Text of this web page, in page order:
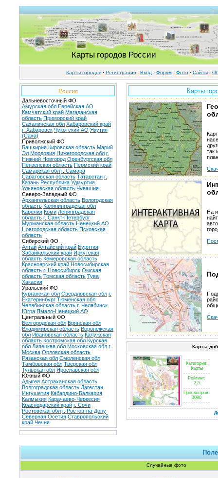
Карты городов России
Карты городов· Регистрация· Вход · Форум· Фото· Cайты·
Россия
Дальневосточный ФО
Амурская обл Еврейская АО
Камчатский край Магаданская
область Приморский край
Сахалинская обл Хабаровский край
г. Хабаровск Чукотский АО Якутия
(Саха)
Приволжский ФО
Башкирия Кировская область Марий
Эл Мордовия Нижегородская обл г.
Нижний Новгород Оренбургская обл
Пензенская область Пермский край
Самарская обл г. Самара
Саратовская область Татарстан г.
Казань Республика Удмуртия
Ульяновская область Чувашия
Северо-Западный ФО
Архангельская область Вологодская
область Калининградская обл
Карелия Коми Ленинградская
область г. Санкт-Петербург
Мурманская область Ненецкий АО
Новгородская область Псковская
область
Сибирский ФО
Алтай Алтайский край Бурятия
Забайкальский край Иркутская
область Кемеровская область
Красноярский край Новосибирская
область г. Новосибирск Омская
область Томская область Тува
Хакасия
Уральский ФО
Курганская обл Свердловская обл г.
Екатеринбург Тюменская обл
Челябинская область г. Челябинск
Югра Ямало-Ненецкий АО
Центральный ФО
Белгородская обл Брянская обл
Владимирская область Воронежская
обл Ивановская область Калужская
область Костромская обл Курская
обл Липецкая обл Московская обл г.
Москва Орловская область
Рязанская обл Смоленская обл
Тамбовская обл Тверская обл
Тульская обл Ярославская обл
Южный ФО
Адыгея Астраханская область
Волгоградская область Дагестан
Ингушетия Кабардино-Балкария
Калмыкия Карачаево-Черкесия
Краснодарский край г. Сочи
Ростовская обл г. Ростов-на-Дону
Северная Осетия Ставропольский
край Чечня
Карты
так
На
Карты
Категория:
Карты
Рейтинг:
2.5
Просмотров:
3090
Случайные фото